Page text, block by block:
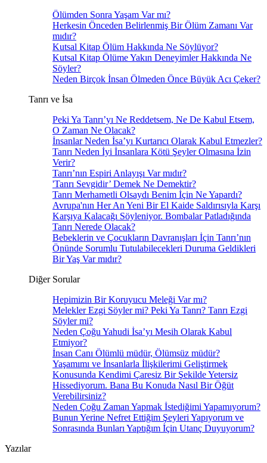
Ölümden Sonra Yaşam Var mı?
Herkesin Önceden Belirlenmiş Bir Ölüm Zamanı Var
mıdır?
Kutsal Kitap Ölüm Hakkında Ne Söylüyor?
Kutsal Kitap Ölüme Yakın Deneyimler Hakkında Ne
Söyler?
Neden Birçok İnsan Ölmeden Önce Büyük Acı Çeker?
Tanrı ve İsa
Peki Ya Tanrı’yı Ne Reddetsem, Ne De Kabul Etsem,
O Zaman Ne Olacak?
İnsanlar Neden İsa’yı Kurtarıcı Olarak Kabul Etmezler?
Tanrı Neden İyi İnsanlara Kötü Şeyler Olmasına İzin
Verir?
Tanrı’nın Espiri Anlayışı Var mıdır?
'Tanrı Sevgidir’ Demek Ne Demektir?
Tanrı Merhametli Olsaydı Benim İçin Ne Yapardı?
Avrupa'nın Her An Yeni Bir El Kaide Saldırısıyla Karşı
Karşıya Kalacağı Söyleniyor. Bombalar Patladığında
Tanrı Nerede Olacak?
Bebeklerin ve Çocukların Davranışları İçin Tanrı’nın
Önünde Sorumlu Tutulabilecekleri Duruma Geldikleri
Bir Yaş Var mıdır?
Diğer Sorular
Hepimizin Bir Koruyucu Meleği Var mı?
Melekler Ezgi Söyler mi? Peki Ya Tanrı? Tanrı Ezgi
Söyler mi?
Neden Çoğu Yahudi İsa’yı Mesih Olarak Kabul
Etmiyor?
İnsan Canı Ölümlü müdür, Ölümsüz müdür?
Yaşamımı ve İnsanlarla İlişkilerimi Geliştirmek
Konusunda Kendimi Çaresiz Bir Şekilde Yetersiz
Hissediyorum. Bana Bu Konuda Nasıl Bir Öğüt
Verebilirsiniz?
Neden Çoğu Zaman Yapmak İstediğimi Yapamıyorum?
Bunun Yerine Nefret Ettiğim Şeyleri Yapıyorum ve
Sonrasında Bunları Yaptığım İçin Utanç Duyuyorum?
Yazılar